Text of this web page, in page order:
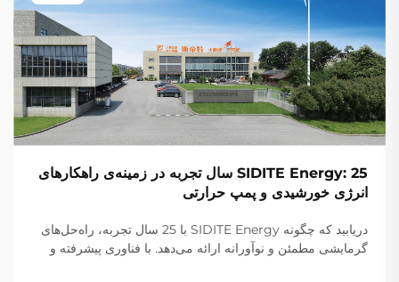
SIDITE Energy: 25 سال تجربه در زمینه‌ی راهکارهای
انرژی خورشیدی و پمپ حرارتی
دریابید که چگونه SIDITE Energy با 25 سال تجربه، راه‌حل‌های
گرمایشی مطمئن و نوآورانه ارائه می‌دهد. با فناوری پیشرفته و